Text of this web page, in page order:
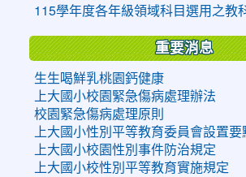
115學年度各年級領域科目選用之教
重要消息
生生喝鮮乳桃園鈣健康
上大國小校園緊急傷病處理辦法
校園緊急傷病處理原則
上大國小性別平等教育委員會設置要
上大國小校園性別事件防治規定
上大國小校性別平等教育實施規定